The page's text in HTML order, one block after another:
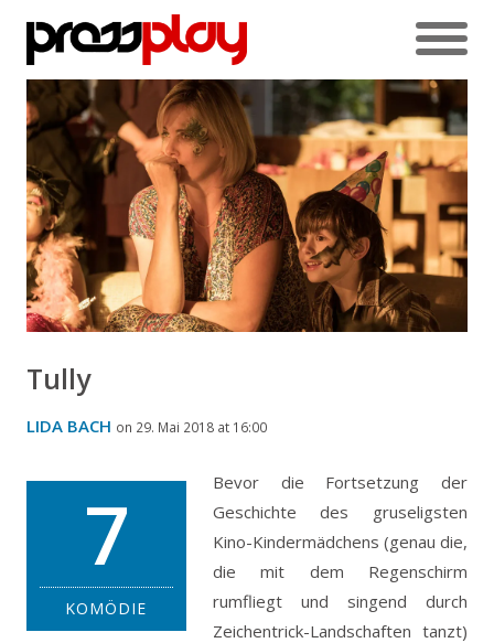
Tully
LIDA BACH on 29. Mai 2018 at 16:00
7
KOMÖDIE
Bevor die Fortsetzung der
Geschichte des gruseligsten
Kino-Kindermädchens (genau die,
die mit dem Regenschirm
rumfliegt und singend durch
Zeichentrick-Landschaften tanzt)